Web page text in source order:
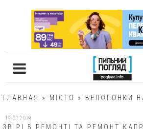
ГЛАВНАЯ » МІСТО » ВЕЛОГОНКИ
ЗВІРІ В РЕМОНТІ ТА РЕМОНТ
19.03.2019